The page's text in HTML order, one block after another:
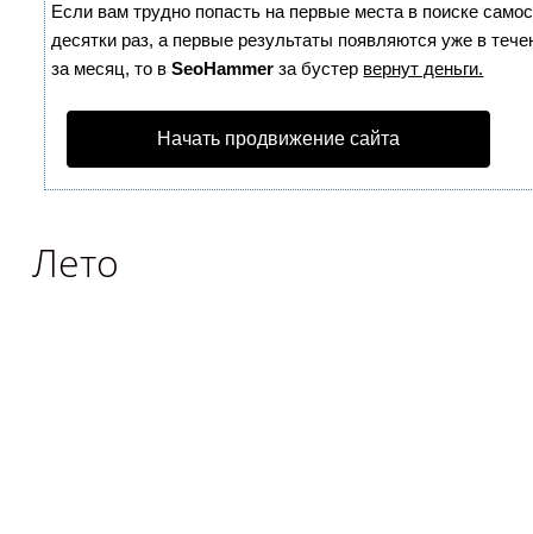
Если вам трудно попасть на первые места в поиске
десятки раз, а первые результаты появляются уже в
за месяц, то вSeoHammer за бустер вернут деньги.
Начать продвижение сайта
Лето